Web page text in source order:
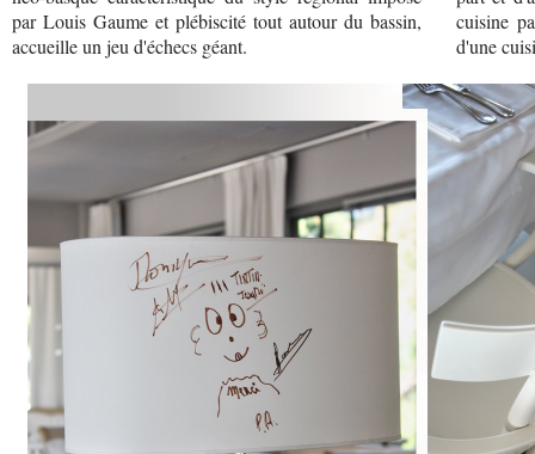
par Louis Gaume et plébiscité tout autour du bassin,
accueille un jeu d'échecs géant.
cuisine
d'une